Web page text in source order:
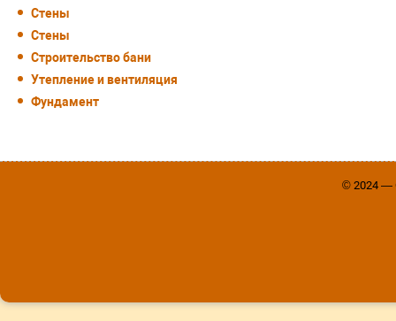
Стены
Стены
Строительство бани
Утепление и вентиляция
Фундамент
© 2024 —